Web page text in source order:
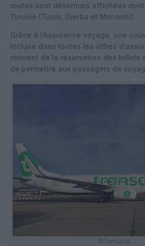
routes sont désormais affichées
Tunisie (Tunis, Djerba et Monastir).
Grâce à l’Assurance voyage, une
incluse dans toutes les offres
moment de la réservation des billets
de permettre aux passagers de
©Transavia